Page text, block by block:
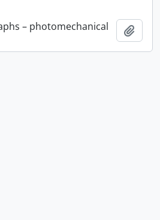
– photomechanical